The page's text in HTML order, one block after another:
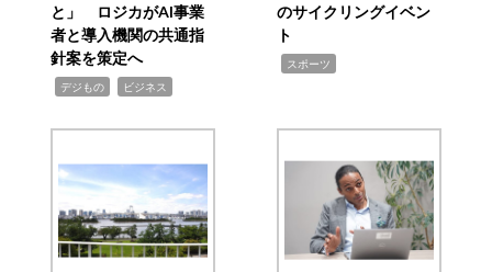
と」 ロジカがAI事業
者と導入機関の共通指
針案を策定へ
デジもの ビジネス
のサイクリングイベン
ト
スポーツ